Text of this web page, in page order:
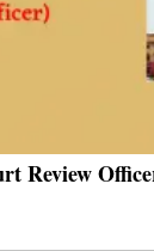
Review